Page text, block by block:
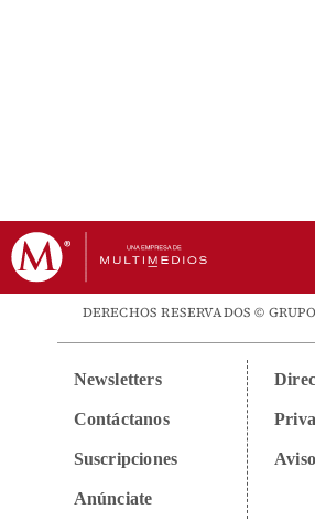
DERECHOS RESERVADOS ©
Newsletters
Contáctanos
Suscripciones
Anúnciate